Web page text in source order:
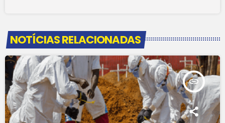
NOTÍCIAS RELACIONADAS
insert_link